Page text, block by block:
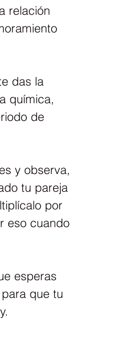
relación
das la
química,
de
y observa,
tu pareja
por
eso cuando
esperas
que tu